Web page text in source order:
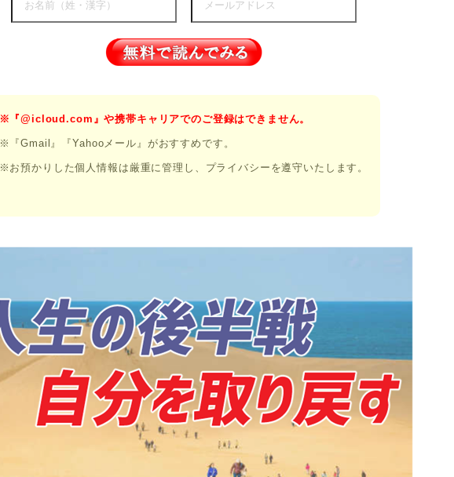
※『@icloud.com』や携帯キャリアでのご登録はできません。
※『Gmail』『Yahooメール』がおすすめです。
※お預かりした個人情報は厳重に管理し、プライバシーを遵守いたします。